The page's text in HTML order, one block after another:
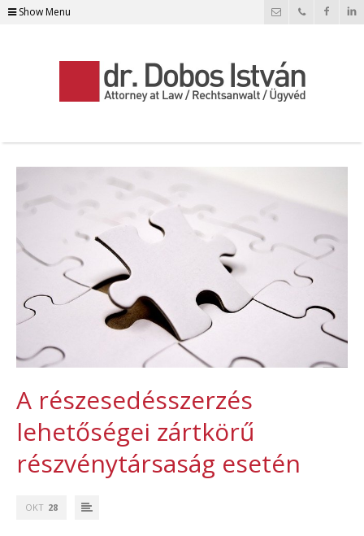
Show Menu
A részesedésszerzés
lehetőségei zártkörű
részvénytársaság esetén
OKT 28